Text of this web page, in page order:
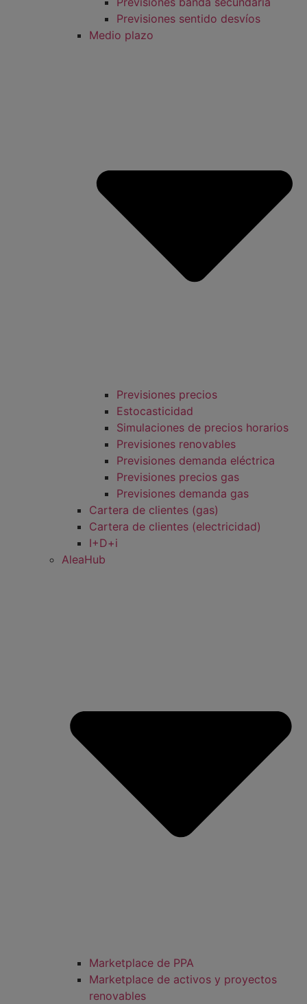
Previsiones sentido desvíos
Medio plazo
Previsiones precios
Estocasticidad
Simulaciones de precios horarios
Previsiones renovables
Previsiones demanda eléctrica
Previsiones precios gas
Previsiones demanda gas
Cartera de clientes (gas)
Cartera de clientes (electricidad)
I+D+i
AleaHub
Marketplace de PPA
Marketplace de activos y proyectos
renovables